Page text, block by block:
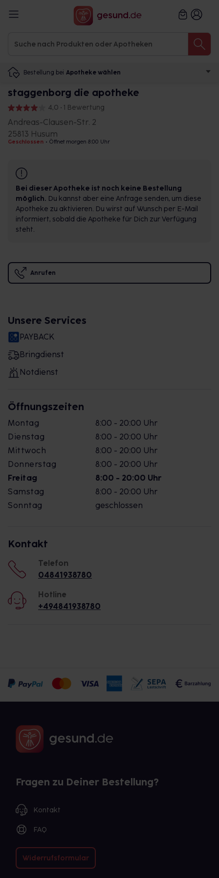
Bestellung bei Apotheke wählen
staggenborg die apotheke
4,0 • 1 Bewertung
Andreas-Clausen-Str. 2
25813 Husum
Geschlossen • Öffnet morgen 8:00 Uhr
Bei dieser Apotheke ist noch keine Bestellung
möglich. Du kannst aber eine Anfrage senden, um diese
Apotheke zu aktivieren. Du wirst auf Wunsch per E-Mail
informiert, sobald die Apotheke für Dich zur Verfügung
steht.
Anrufen
Unsere Services
PAYBACK
Bringdienst
Notdienst
Öffnungszeiten
Montag
8:00 - 20:00 Uhr
Dienstag
8:00 - 20:00 Uhr
Mittwoch
8:00 - 20:00 Uhr
Donnerstag
8:00 - 20:00 Uhr
Freitag
8:00 - 20:00 Uhr
Samstag
8:00 - 20:00 Uhr
Sonntag
geschlossen
Kontakt
Telefon
04841938780
Hotline
+494841938780
Fragen zu Deiner Bestellung?
Kontakt
FAQ
Widerrufsformular